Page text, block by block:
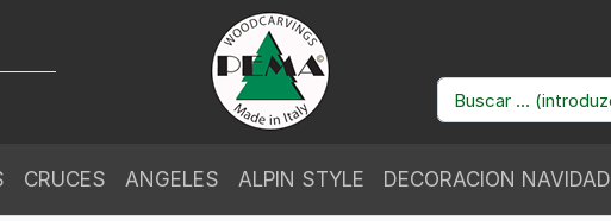
CRUCES ANGELES ALPIN STYLE DECORACION NAVIDAD